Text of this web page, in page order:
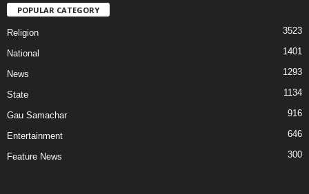
POPULAR CATEGORY
Religion 3523
National 1401
News 1293
State 1134
Gau Samachar 916
Entertainment 646
Feature News 300